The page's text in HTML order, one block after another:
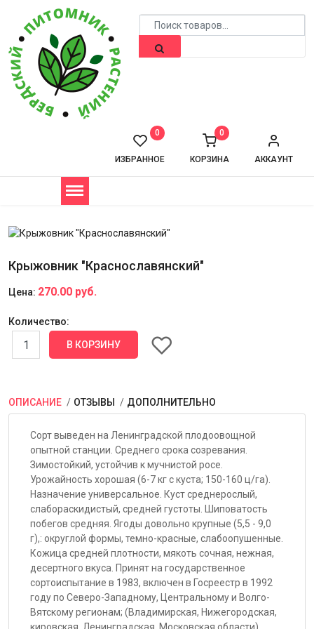
АККАУНТ
КОРЗИНА
0
ИЗБРАННОЕ
0
Крыжовник "Краснославянский"
Цена: 270.00 руб.
Количество:
ОПИСАНИЕ ОТЗЫВЫ ДОПОЛНИТЕЛЬНО
Сорт выведен на Ленинградской плодоовощной
опытной станции. Среднего срока созревания.
Зимостойкий, устойчив к мучнистой росе.
Урожайность хорошая (6-7 кг с куста; 150-160 ц/га).
Назначение универсальное. Куст среднерослый,
слабораскидистый, средней густоты. Шиповатость
побегов средняя. Ягоды довольно крупные (5,5 - 9,0
г),: округлой формы, темно-красные, слабоопушенные.
Кожица средней плотности, мякоть сочная, нежная,
десертного вкуса. Принят на государственное
сортоиспытание в 1983, включен в Госреестр в 1992
году по Северо-Западному, Центральному и Волго-
Вятскому регионам; (Владимирская, Нижегородская,